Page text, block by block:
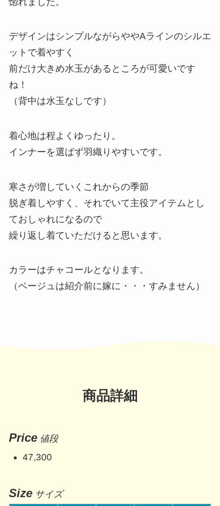
デザインはシンプルながらややAラインのシルエ
ットで着やすく
前だけ大きめ水玉があるところが可愛いです
ね！
（背中は水玉なしです）
着心地は程よくゆったり。
インナーを選ばず羽織りやすいです。
寒さが増していくこれからの季節
脱ぎ着しやすく、それでいて主役アイテムとし
ておしゃれになるので
繰り返し着ていただけると思います。
カラーはチャコールとなります。
（ベージュは紹介前に嫁に・・・すみません）
商品詳細
Price 値段
47,300
Size サイズ